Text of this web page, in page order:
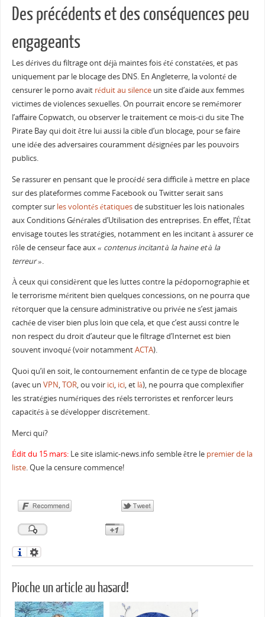
Des précédents et des conséquences peu
engageants
Les dérives du filtrage ont déjà maintes fois été constatées, et pas
uniquement par le blocage des DNS. En Angleterre, la volonté de
censurer le porno avait réduit au silenceun site d’aide aux femmes
victimes de violences sexuelles. On pourrait encore se remémorer
l’affaire Copwatch, ou observer le traitement ce mois-ci du site The
Pirate Bay qui doit être lui aussi la cible d’un blocage, pour se faire
une idée des adversaires couramment désignées par les pouvoirs
publics.
Se rassurer en pensant que le procédé sera difficile à mettre en place
sur des plateformes comme Facebook ou Twitter serait sans
compter sur les volontés étatiquesde substituer les lois nationales
aux Conditions Générales d’Utilisation des entreprises. En effet, l’État
envisage toutes les stratégies, notamment en les incitant à assurer ce
rôle de censeur face aux« contenus incitant à la haine et à la
terreur ».
À ceux qui considèrent que les luttes contre la pédopornographie et
le terrorisme méritent bien quelques concessions, on ne pourra que
rétorquer que la censure administrative ou privée ne s’est jamais
cachée de viser bien plus loin que cela, et que c’est aussi contre le
non respect du droit d’auteur que le filtrage d’Internet est bien
souvent invoqué (voir notammentACTA).
Quoi qu’il en soit, le contournement enfantin de ce type de blocage
(avec un VPN,TOR, ou voir ici, ici, et là), ne pourra que complexifier
les stratégies numériques des réels terroristes et renforcer leurs
capacités à se développer discrètement.
Merci qui?
Édit du 15 mars:Le site islamic-news.info semble être le premier de la
liste. Que la censure commence!
Pioche un article au hasard!